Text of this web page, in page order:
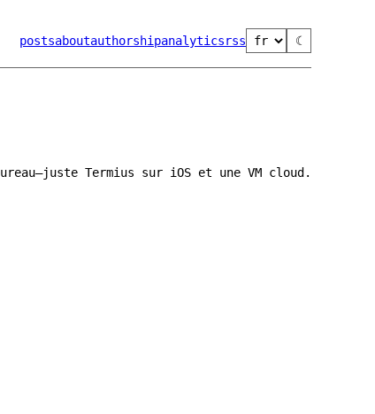
postsaboutauthorshipanalyticsrss ☾
Termius sur iOS et une VM cloud.